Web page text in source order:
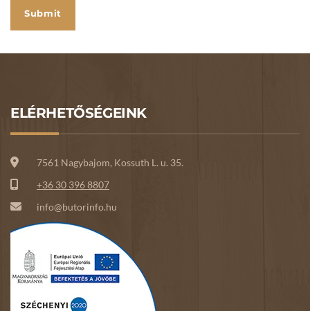
ELÉRHETŐSÉGEINK
7561 Nagybajom, Kossuth L. u. 35.
+36 30 396 8807
info@butorinfo.hu